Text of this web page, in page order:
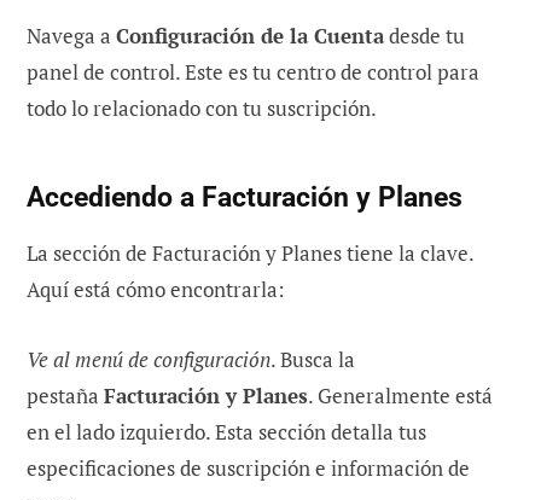
Navega a Configuración de la Cuentadesde tu
panel de control. Este es tu centro de control para
todo lo relacionado con tu suscripción.
Accediendo a Facturación y Planes
La sección de Facturación y Planes tiene la clave.
Aquí está cómo encontrarla:
Ve al menú de configuración. Busca la
pestaña Facturación y Planes. Generalmente está
en el lado izquierdo. Esta sección detalla tus
especificaciones de suscripción e información de